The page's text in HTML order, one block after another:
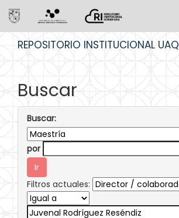
REPOSITORIO INSTITUCIONAL UAQ
Buscar
Buscar:
por
Filtros actuales: